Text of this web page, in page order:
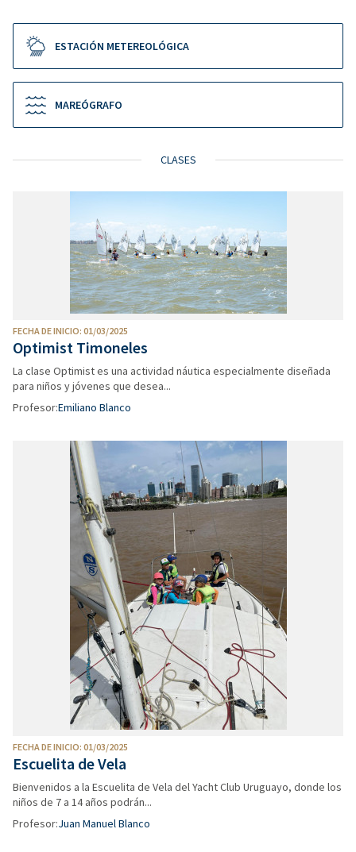
CLASES
FECHA DE INICIO: 01/03/2025
Optimist Timoneles
La clase Optimist es una actividad náutica especialmente diseñada
para niños y jóvenes que desea...
Profesor:Emiliano Blanco
FECHA DE INICIO: 01/03/2025
Escuelita de Vela
Bienvenidos a la Escuelita de Vela del Yacht Club Uruguayo, donde los
niños de 7 a 14 años podrán...
Profesor:Juan Manuel Blanco
ESTACIÓN METEREOLÓGICA
MAREÓGRAFO